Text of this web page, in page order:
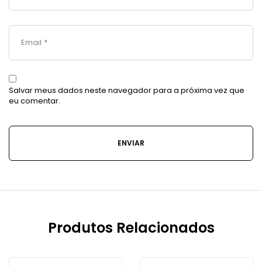
Salvar meus dados neste navegador para a próxima vez que
eu comentar.
Produtos Relacionados